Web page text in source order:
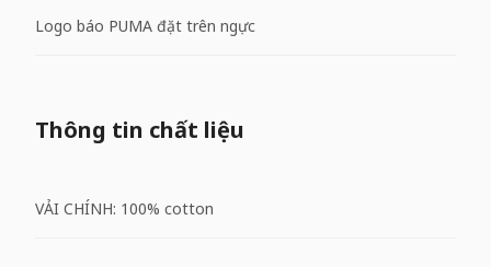
Logo báo PUMA đặt trên ngực
Thông tin chất liệu
VẢI CHÍNH: 100% cotton